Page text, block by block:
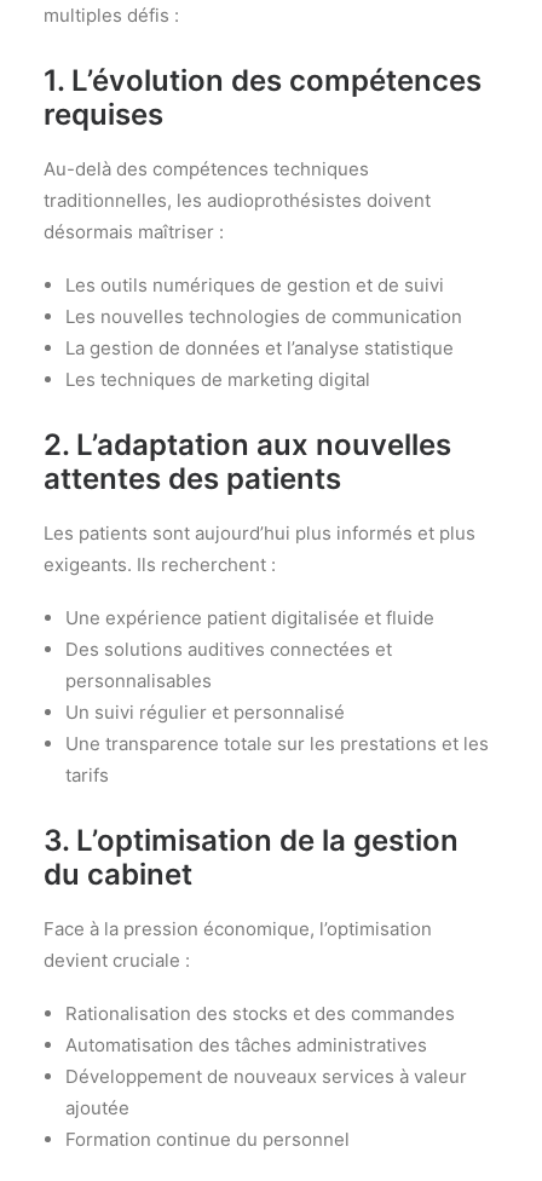
multiples défis :
1. L’évolution des compétences
requises
Au-delà des compétences techniques
traditionnelles, les audioprothésistes doivent
désormais maîtriser :
Les outils numériques de gestion et de suivi
Les nouvelles technologies de communication
La gestion de données et l’analyse statistique
Les techniques de marketing digital
2. L’adaptation aux nouvelles
attentes des patients
Les patients sont aujourd’hui plus informés et plus
exigeants. Ils recherchent :
Une expérience patient digitalisée et fluide
Des solutions auditives connectées et
personnalisables
Un suivi régulier et personnalisé
Une transparence totale sur les prestations et les
tarifs
3. L’optimisation de la gestion
du cabinet
Face à la pression économique, l’optimisation
devient cruciale :
Rationalisation des stocks et des commandes
Automatisation des tâches administratives
Développement de nouveaux services à valeur
ajoutée
Formation continue du personnel